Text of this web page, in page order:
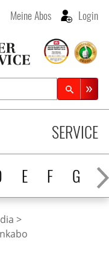
Meine Abos Login
E F G H
SERVICE